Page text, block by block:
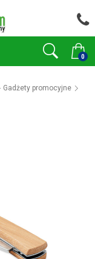
0
Gadżety promocyjne